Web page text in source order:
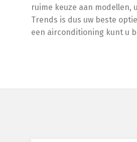
ruime keuze aan modellen,
Trends is dus uw beste
een airconditioning kunt u